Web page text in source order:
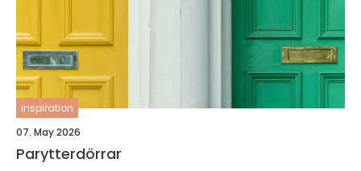
inspiration
07. May 2026
Parytterdörrar